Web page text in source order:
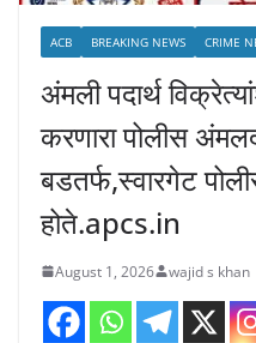
ACB BREAKING NEWS CRIME
अंमली पदार्थ
करणारा पोलीस
बडतर्फ,स्वारगेट
होते.apcs.in
August 1, 2026 wajid s khan